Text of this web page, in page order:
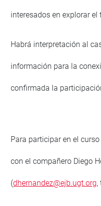
interesados en explorar
Habrá interpretación al
información para la
confirmada la
Para participar en el
con el compañero Diego
(dhernandez@ejb.ugt.org,